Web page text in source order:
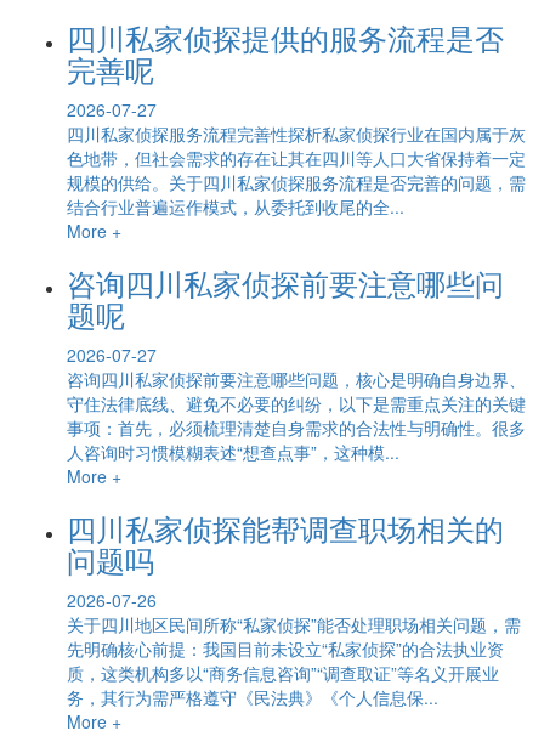
四川私家侦探提供的服务流程是否
完善呢
2026-07-27
四川私家侦探服务流程完善性探析私家侦探行业在国内属于灰
色地带，但社会需求的存在让其在四川等人口大省保持着一定
规模的供给。关于四川私家侦探服务流程是否完善的问题，需
结合行业普遍运作模式，从委托到收尾的全...
More +
咨询四川私家侦探前要注意哪些问
题呢
2026-07-27
咨询四川私家侦探前要注意哪些问题，核心是明确自身边界、
守住法律底线、避免不必要的纠纷，以下是需重点关注的关键
事项：首先，必须梳理清楚自身需求的合法性与明确性。很多
人咨询时习惯模糊表述“想查点事”，这种模...
More +
四川私家侦探能帮调查职场相关的
问题吗
2026-07-26
关于四川地区民间所称“私家侦探”能否处理职场相关问题，需
先明确核心前提：我国目前未设立“私家侦探”的合法执业资
质，这类机构多以“商务信息咨询”“调查取证”等名义开展业
务，其行为需严格遵守《民法典》《个人信息保...
More +